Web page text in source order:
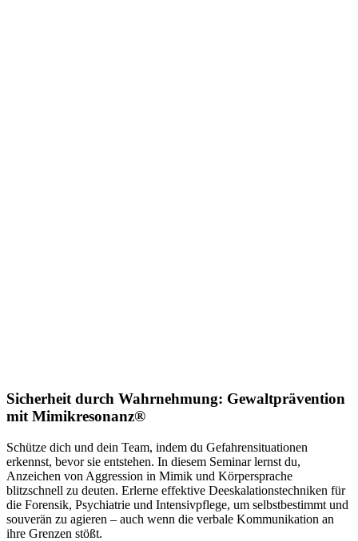
Sicherheit durch Wahrnehmung: Gewaltprävention
mit Mimikresonanz®
Schütze dich und dein Team, indem du Gefahrensituationen
erkennst, bevor sie entstehen. In diesem Seminar lernst du,
Anzeichen von Aggression in Mimik und Körpersprache
blitzschnell zu deuten. Erlerne effektive Deeskalationstechniken für
die Forensik, Psychiatrie und Intensivpflege, um selbstbestimmt und
souverän zu agieren – auch wenn die verbale Kommunikation an
ihre Grenzen stößt.